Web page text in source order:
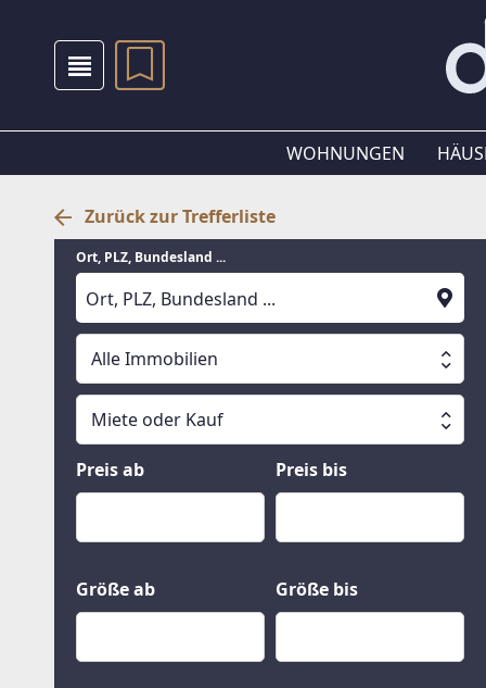
WOHNUNGEN
Zurück zur Trefferliste
Ort, PLZ, Bundesland ...
Suche läuft
Alle Immobilien
Alle Immobilien
Häuser
Grund und Boden
Miete oder Kauf
Miete oder Kauf
Kauf
Preis ab Preis bis
Größe ab Größe bis